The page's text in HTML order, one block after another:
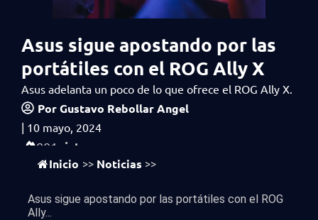
Asus sigue apostando por las
portátiles con el ROG Ally X
Asus adelanta un poco de lo que ofrece el ROG Ally X.
PorGustavo Rebollar Angel
| 10 mayo, 2024
801 vistas
Inicio >> Noticias >>
Asus sigue apostando por las portátiles con el ROG
Ally...